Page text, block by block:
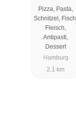
Pizza, Pasta,
Schnitzel, Fisch,
Fleisch,
Antipasti,
Dessert
Hamburg
2.1 km